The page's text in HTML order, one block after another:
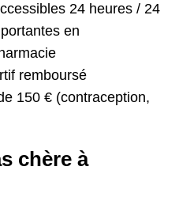
24 heures / 24
en
remboursé
150 € (contraception,
chère à